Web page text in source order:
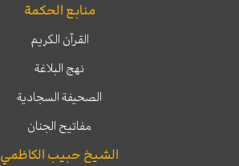
منابع الحكمة
القرآن الكريم
نهج البلاغة
الصحيفة السجادية
مفاتيح الجنان
الشيخ حبيب الكاظمي